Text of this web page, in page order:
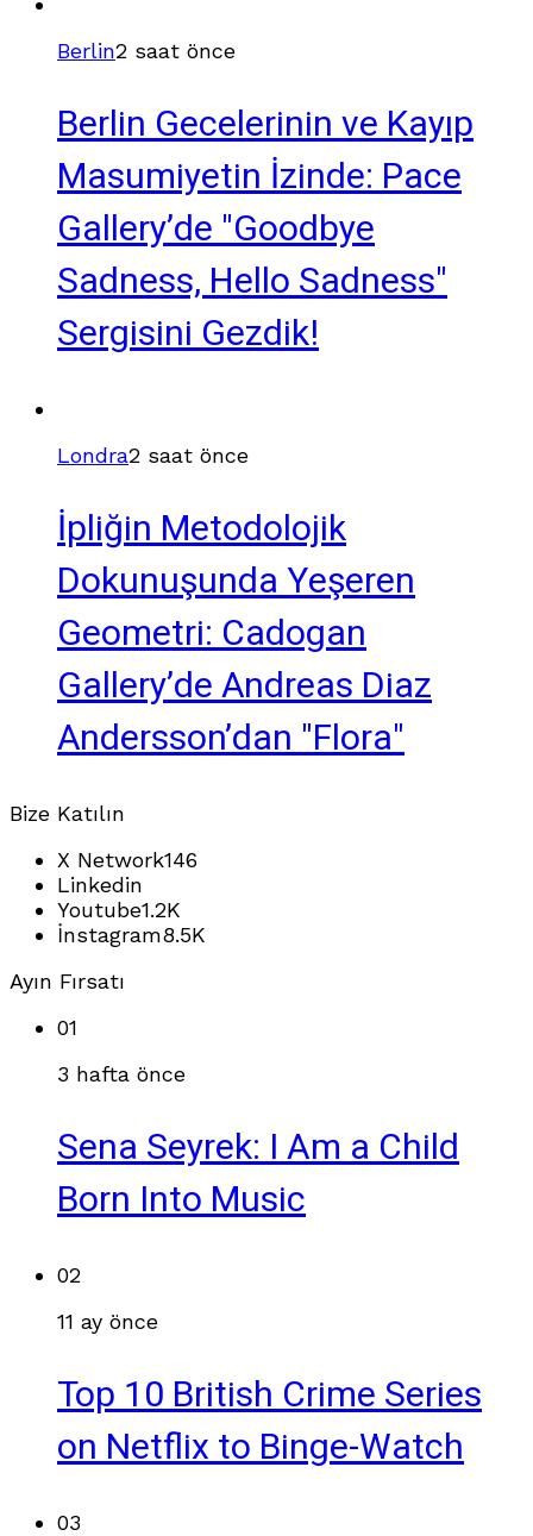
Berlin2 saat önce
Berlin Gecelerinin ve Kayıp
Masumiyetin İzinde: Pace
Gallery’de "Goodbye
Sadness, Hello Sadness"
Sergisini Gezdik!
Londra2 saat önce
İpliğin Metodolojik
Dokunuşunda Yeşeren
Geometri: Cadogan
Gallery’de Andreas Diaz
Andersson’dan "Flora"
Bize Katılın
X Network146
Linkedin
Youtube1.2K
İnstagram8.5K
Ayın Fırsatı
01
3 hafta önce
Sena Seyrek: I Am a Child
Born Into Music
02
11 ay önce
Top 10 British Crime Series
on Netflix to Binge-Watch
03